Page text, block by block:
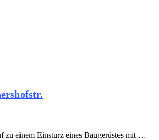
zu einem Einsturz eines Baugerüstes mit …